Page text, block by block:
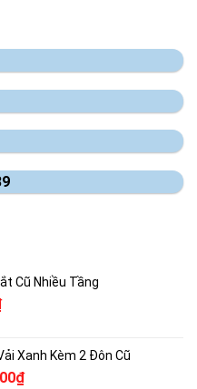
Cũ Nhiều Tầng
Giá
là:
750,000₫.
Xanh Kèm 2 Đôn Cũ
₫Giá